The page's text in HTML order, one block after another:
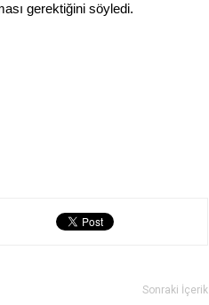
gerektiğini söyledi.
Sonraki İçerik